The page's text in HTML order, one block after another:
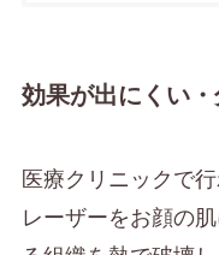
効果が出にくい
医療クリニックで
レーザーをお顔の